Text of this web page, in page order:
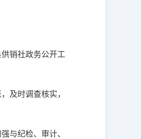
销社政务公开工
及时调查核实，
与纪检、审计、